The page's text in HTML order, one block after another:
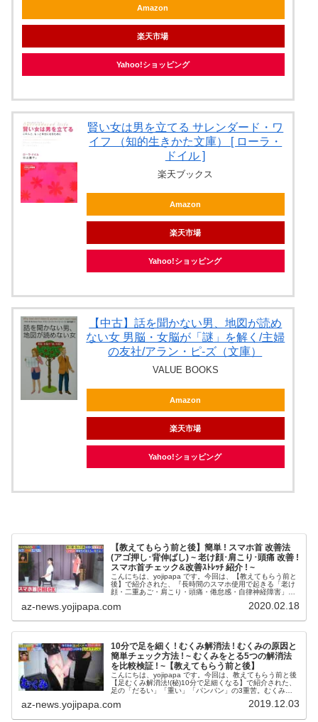
Amazon
楽天市場
Yahoo!ショッピング
賢い女は男を立てる サレンダード・ワ
イフ （知的生きかた文庫） [ ローラ・
ドイル ]
楽天ブックス
Amazon
楽天市場
Yahoo!ショッピング
【中古】話を聞かない男、地図が読め
ない女 男脳・女脳が「謎」を解く/主婦
の友社/アラン・ピ-ズ（文庫）
VALUE BOOKS
Amazon
楽天市場
Yahoo!ショッピング
【教えてもらう前と後】簡単 ! スマホ首 改善法
(アゴ押し･背伸ばし) ~ 老け顔･肩こり･頭痛 改善 !
スマホ首チェック&改善ｽﾄﾚｯﾁ 紹介 ! ~
こんにちは、yojipapa です。今回は、【教えてもらう前と
後】で紹介された、『長時間のスマホ使用で起きる「老け
顔・二重あご・肩こり・頭痛・倦怠感・自律神経障害」を
す。番組名教えてもらう...
az-news.yojipapa.com 2020.02.18
10分で足を細く ! むくみ解消法 ! むくみの原因と
簡単チェック方法 ! ~ むくみをとる5つの解消法
を比較検証 ! ~【教えてもらう前と後】
こんにちは、yojipapa です。今回は、教えてもらう前と後
【足むくみ解消法!(秘)10分で足細くなる】で紹介された、
足の「だるい」「重い」「パンパン」の3重苦。むくみの
教えてもらう前...
az-news.yojipapa.com 2019.12.03